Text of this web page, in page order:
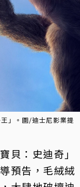
」。圖/迪士尼影業提
貝：史迪奇」
預告，毛絨絨